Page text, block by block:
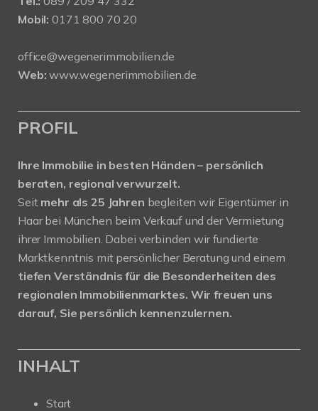
Mobil: 0171 800 70 20
office@wegenerimmobilien.de
Web: www.wegenerimmobilien.de
PROFIL
Ihre Immobilie in besten Händen – persönlich
beraten, regional verwurzelt.
Seit mehr als 25 Jahren begleiten wir Eigentümer in
Haar bei München beim Verkauf und der Vermietung
ihrer Immobilien. Dabei verbinden wir fundierte
Marktkenntnis mit persönlicher Beratung und einem
tiefen Verständnis für die Besonderheiten des
regionalen Immobilienmarktes. Wir freuen uns
darauf, Sie persönlich kennenzulernen.
INHALT
Start